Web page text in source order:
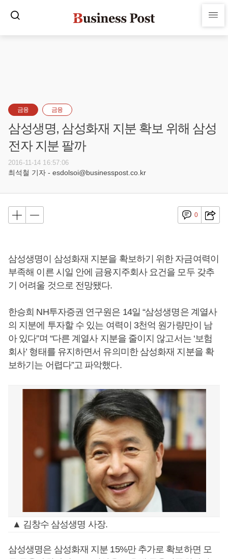
금융 금융
삼성생명, 삼성화재 지분 확보 위해 삼성
전자 지분 팔까
2016-11-14 16:57:06
최석철 기자 - esdolsoi@businesspost.co.kr
0
삼성생명이 삼성화재 지분을 확보하기 위한 자금여력이
부족해 이른 시일 안에 금융지주회사 요건을 모두 갖추
기 어려울 것으로 전망됐다.
한승희 NH투자증권 연구원은 14일 “삼성생명은 계열사
의 지분에 투자할 수 있는 여력이 3천억 원가량만이 남
아 있다”며 “다른 계열사 지분을 줄이지 않고서는 ‘보험
회사’ 형태를 유지하면서 유의미한 삼성화재 지분을 확
보하기는 어렵다”고 파악했다.
▲ 김창수 삼성생명 사장.
삼성생명은 삼성화재 지분 15%만 추가로 확보하면 모